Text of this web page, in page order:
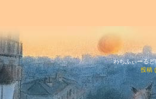
わちふぃーる
投稿